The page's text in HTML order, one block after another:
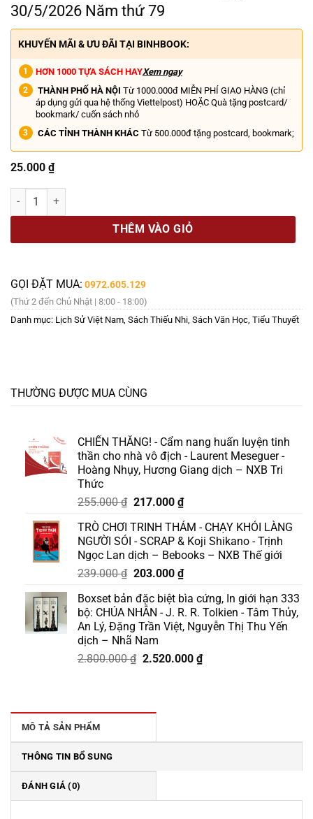
30/5/2026 Năm thứ 79
KHUYẾN MÃI & ƯU ĐÃI TẠI BINHBOOK:
HƠN 1000 TỰA SÁCH HAYXem ngay
THÀNH PHỐ HÀ NỘI Từ 1000.000đ MIỄN PHÍ GIAO HÀNG (chỉ
áp dụng gửi qua hệ thống Viettelpost) HOẶC Quà tặng postcard/
bookmark/ cuốn sách nhỏ
CÁC TỈNH THÀNH KHÁC Từ 500.000đ tặng postcard, bookmark;
25.000 ₫
BÁO VĂN NGHỆ - Số 22 - Ra ngày 30/5/2026 Năm thứ 79 số lượng
THÊM VÀO GIỎ
GỌI ĐẶT MUA: 0972.605.129
(Thứ 2 đến Chủ Nhật | 8:00 - 18:00)
Danh mục: Lịch Sử Việt Nam, Sách Thiếu Nhi, Sách Văn Học, Tiểu Thuyết
THƯỜNG ĐƯỢC MUA CÙNG
CHIẾN THẮNG! - Cẩm nang huấn luyện tinh
thần cho nhà vô địch - Laurent Meseguer -
Hoàng Nhụy, Hương Giang dịch – NXB Tri
Thức
255.000₫ Giá
là:
255.000 ₫.
217.000 ₫Giá
tại
là:
217.000 ₫.
TRÒ CHƠI TRINH THÁM - CHẠY KHỎI LÀNG
NGƯỜI SÓI - SCRAP & Koji Shikano - Trịnh
Ngọc Lan dịch – Bebooks – NXB Thế giới
239.000₫ Giá
là:
239.000 ₫.
203.000 ₫Giá
tại
là:
203.000 ₫.
Boxset bản đặc biệt bìa cứng, In giới hạn 333
bộ: CHÚA NHẪN - J. R. R. Tolkien - Tâm Thủy,
An Lý, Đặng Trần Việt, Nguyễn Thị Thu Yến
dịch – Nhã Nam
2.800.000₫ Giá
2.520.000 ₫Giá
MÔ TẢ SẢN PHẨM
THÔNG TIN BỔ SUNG
ĐÁNH GIÁ (0)